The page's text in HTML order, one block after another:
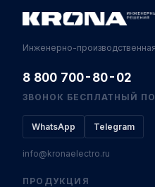
Инженерно-
8 800 700-80-02
ЗВОНОК БЕСПЛАТНЫЙ
WhatsApp Telegram
info@kronaelectro.ru
ПРОДУКЦИЯ